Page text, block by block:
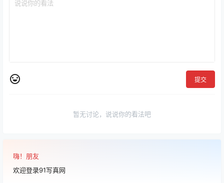
提交
暂无讨论，说说你的看法吧
嗨！朋友
欢迎登录91写真网